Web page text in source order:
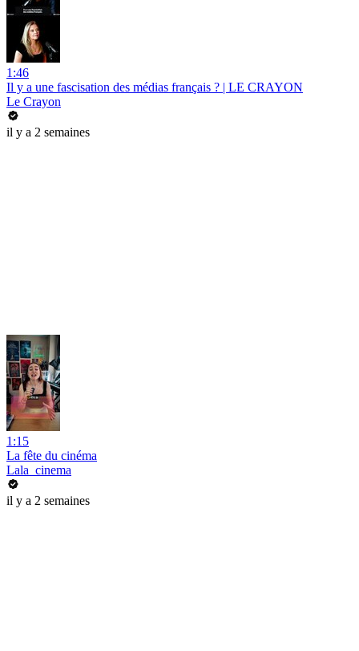
1:46
Il y a une fascisation des médias français ? | LE CRAYON
Le Crayon
il y a 2 semaines
1:15
La fête du cinéma
Lala_cinema
il y a 2 semaines